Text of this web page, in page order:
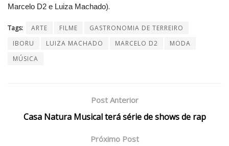
Marcelo D2 e Luiza Machado).
Tags: ARTE FILME
GASTRONOMIA DE TERREIRO
IBORU
LUIZA MACHADO MARCELO D2
MODA
MÚSICA
Post Anterior
Casa Natura Musical terá série de shows de rap
Próximo Post